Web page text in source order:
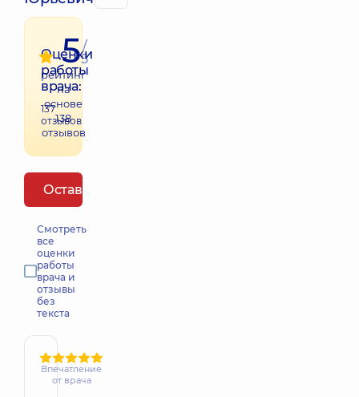
Оценки
работы
врача:
137
отзывов
5/
5
рейтинг
на
основе
138
отзывов
Оставить отзыв
Смотреть
все
оценки
работы
врача и
отзывы
без
текста
Впечатление
от врача